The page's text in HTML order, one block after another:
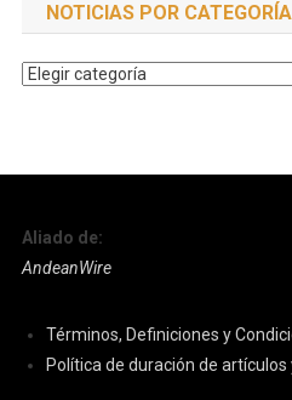
NOTICIAS POR CATEGORÍA
Noticias
Aliado de:
AndeanWire
Términos, Definiciones y
Política de duración de artículos